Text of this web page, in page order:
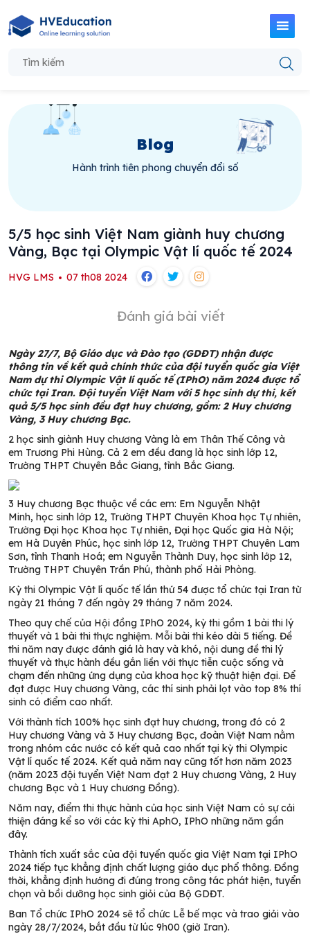
Blog
Hành trình tiên phong chuyển đổi số
5/5 học sinh Việt Nam giành huy chương
Vàng, Bạc tại Olympic Vật lí quốc tế 2024
HVG LMS 07 th08 2024
Đánh giá bài viết
Ngày 27/7, Bộ Giáo dục và Đào tạo (GDĐT) nhận được
thông tin về kết quả chính thức của đội tuyển quốc gia Việt
Nam dự thi Olympic Vật lí quốc tế (IPhO) năm 2024 được tổ
chức tại Iran. Đội tuyển Việt Nam với 5 học sinh dự thi, kết
quả 5/5 học sinh đều đạt huy chương, gồm: 2 Huy chương
Vàng, 3 Huy chương Bạc.
2 học sinh giành Huy chương Vàng là em Thân Thế Công và
em Trương Phi Hùng. Cả 2 em đều đang là học sinh lớp 12,
Trường THPT Chuyên Bắc Giang, tỉnh Bắc Giang.
3 Huy chương Bạc thuộc về các em: Em Nguyễn Nhật
Minh, học sinh lớp 12, Trường THPT Chuyên Khoa học Tự nhiên,
Trường Đại học Khoa học Tự nhiên, Đại học Quốc gia Hà Nội;
em Hà Duyên Phúc, học sinh lớp 12, Trường THPT Chuyên Lam
Sơn, tỉnh Thanh Hoá; em Nguyễn Thành Duy, học sinh lớp 12,
Trường THPT Chuyên Trần Phú, thành phố Hải Phòng.
Kỳ thi Olympic Vật lí quốc tế lần thứ 54 được tổ chức tại Iran từ
ngày 21 tháng 7 đến ngày 29 tháng 7 năm 2024.
Theo quy chế của Hội đồng IPhO 2024, kỳ thi gồm 1 bài thi lý
thuyết và 1 bài thi thực nghiệm. Mỗi bài thi kéo dài 5 tiếng. Đề
thi năm nay được đánh giá là hay và khó, nội dung đề thi lý
thuyết và thực hành đều gắn liền với thực tiễn cuộc sống và
chạm đến những ứng dụng của khoa học kỹ thuật hiện đại. Để
đạt được Huy chương Vàng, các thí sinh phải lọt vào top 8% thí
sinh có điểm cao nhất.
Với thành tích 100% học sinh đạt huy chương, trong đó có 2
Huy chương Vàng và 3 Huy chương Bạc, đoàn Việt Nam nằm
trong nhóm các nước có kết quả cao nhất tại kỳ thi Olympic
Vật lí quốc tế 2024. Kết quả năm nay cũng tốt hơn năm 2023
(năm 2023 đội tuyển Việt Nam đạt 2 Huy chương Vàng, 2 Huy
chương Bạc và 1 Huy chương Đồng).
Năm nay, điểm thi thực hành của học sinh Việt Nam có sự cải
thiện đáng kể so với các kỳ thi AphO, IPhO những năm gần
đây.
Thành tích xuất sắc của đội tuyển quốc gia Việt Nam tại IPhO
2024 tiếp tục khẳng định chất lượng giáo dục phổ thông. Đồng
thời, khẳng định hướng đi đúng trong công tác phát hiện, tuyển
chọn và bồi dưỡng học sinh giỏi của Bộ GDĐT.
Ban Tổ chức IPhO 2024 sẽ tổ chức Lễ bế mạc và trao giải vào
ngày 28/7/2024, bắt đầu từ lúc 9h00 (giờ Iran).